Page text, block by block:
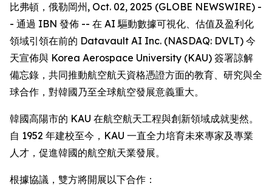
比弗頓，俄勒岡州, Oct. 02, 2025 (GLOBE NEWSWIRE) -
- 通過 IBN 發佈 -- 在 AI 驅動數據可視化、估值及盈利化
領域引領在前的 Datavault AI Inc. (NASDAQ: DVLT) 今
天宣佈與 Korea Aerospace University (KAU) 簽署諒解
備忘錄，共同推動航空航天資格憑證方面的教育、研究與全
球合作，對韓國乃至全球航空發展意義重大。
韓國高陽市的 KAU 在航空航天工程與創新領域成就斐然。
自 1952 年建校至今，KAU 一直全力培育未來專家及專業
人才，促進韓國的航空航天業發展。
根據協議，雙方將開展以下合作：